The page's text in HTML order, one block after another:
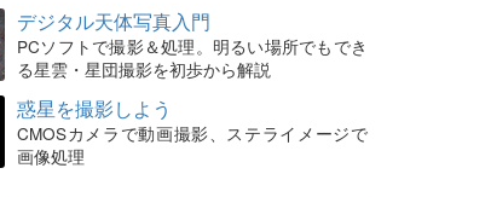
デジタル天体写真入門
PCソフトで撮影＆処理。明るい場所でもでき
る星雲・星団撮影を初歩から解説
惑星を撮影しよう
CMOSカメラで動画撮影、ステライメージで
画像処理